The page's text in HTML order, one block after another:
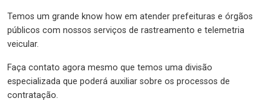
Temos um grande know how em atender prefeituras e órgãos
públicos com nossos serviços de rastreamento e telemetria
veicular.
Faça contato agora mesmo que temos uma divisão
especializada que poderá auxiliar sobre os processos de
contratação.